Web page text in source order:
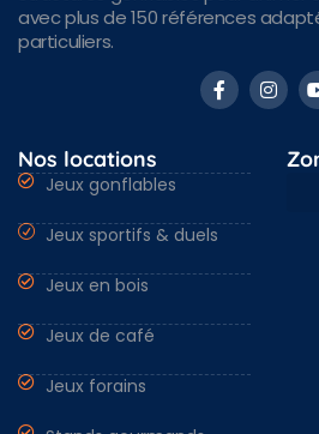
avec plus de 150 références
particuliers.
Nos locations
Jeux gonflables
Jeux sportifs & duels
Jeux en bois
Jeux de café
Jeux forains